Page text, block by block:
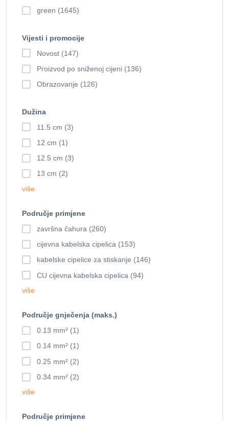
green (1645)
Vijesti i promocije
Novost (147)
Proizvod po sniženoj cijeni (136)
Obrazovanje (126)
Dužina
11.5 cm (3)
12 cm (1)
12.5 cm (3)
13 cm (2)
više
Područje primjene
završna čahura (260)
cijevna kabelska cipelica (153)
kabelske cipelice za stiskanje (146)
CU cijevna kabelska cipelica (94)
više
Područje gnječenja (maks.)
0.13 mm² (1)
0.14 mm² (1)
0.25 mm² (2)
0.34 mm² (2)
više
Podruĉje primjene